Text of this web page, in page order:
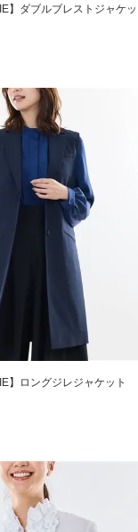
】ダブルブレストジャケッ
】ロングジレジャケット